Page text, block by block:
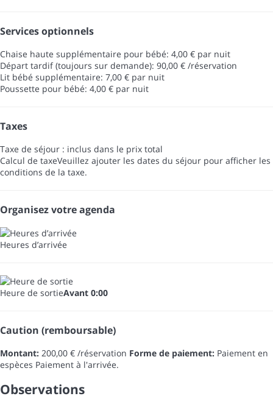
Services optionnels
Chaise haute supplémentaire pour bébé: 4,00 € par nuit
Départ tardif (toujours sur demande): 90,00 € /réservation
Lit bébé supplémentaire: 7,00 € par nuit
Poussette pour bébé: 4,00 € par nuit
Taxes
Taxe de séjour : inclus dans le prix total
Calcul de taxeVeuillez ajouter les dates du séjour pour afficher les
conditions de la taxe.
Organisez votre agenda
Heures d’arrivée
Heure de sortieAvant 0:00
Caution (remboursable)
Montant: 200,00 € /réservation Forme de paiement: Paiement en
espèces Paiement à l'arrivée.
Observations